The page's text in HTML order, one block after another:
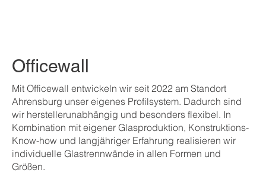
Officewall
Mit Officewall entwickeln wir seit 2022 am Standort
Ahrensburg unser eigenes Profilsystem. Dadurch sind
wir herstellerunabhängig und besonders flexibel. In
Kombination mit eigener Glasproduktion, Konstruktions-
Know-how und langjähriger Erfahrung realisieren wir
individuelle Glastrennwände in allen Formen und
Größen.